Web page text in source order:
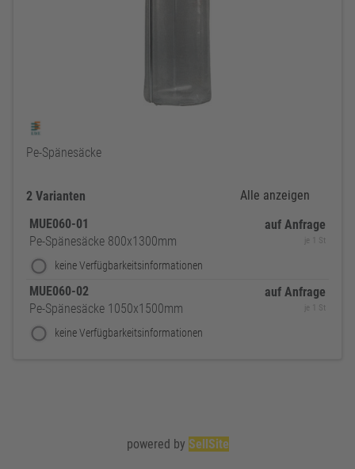
Pe-Spänesäcke
2 Varianten
Alle anzeigen
MUE060-01
Pe-Spänesäcke 800x1300mm
keine Verfügbarkeitsinformationen
auf Anfrage
je 1 St
MUE060-02
Pe-Spänesäcke 1050x1500mm
keine Verfügbarkeitsinformationen
auf Anfrage
je 1 St
powered by SellSite